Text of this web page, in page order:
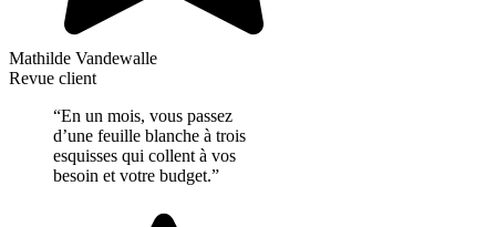
Mathilde Vandewalle
Revue client
“En un mois, vous passez
d’une feuille blanche à trois
esquisses qui collent à vos
besoin et votre budget.”